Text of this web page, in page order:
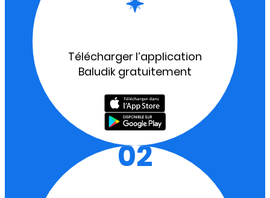
Télécharger l’application
Baludik gratuitement
02